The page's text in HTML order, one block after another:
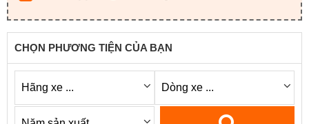
CHỌN PHƯƠNG TIỆN CỦA BẠN